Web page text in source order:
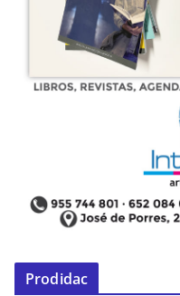
Prodidac